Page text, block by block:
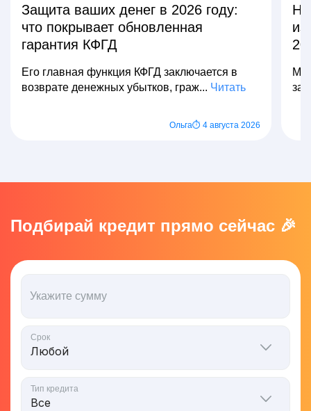
Защита ваших денег в 2026 году:
что покрывает обновленная
гарантия КФГД
Его главная функция КФГД заключается в
возврате денежных убытков, граж... Читать
Ольга⏱ 4 августа 2026
Подбирай кредит прямо сейчас 🎉
Укажите сумму
Срок
Тип кредита